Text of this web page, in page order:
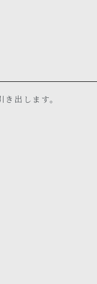
出します。